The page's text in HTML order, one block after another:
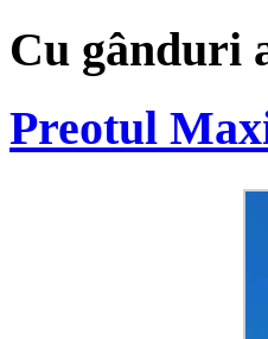
Cu gânduri
Preotul